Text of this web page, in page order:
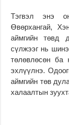
Тэгвэл энэ
Өвөрхангай,
аймгийн төвд
сүлжээг нь
төлөвлөсөн ба
эхлүүлнэ.
аймгийн төв
халаалтын